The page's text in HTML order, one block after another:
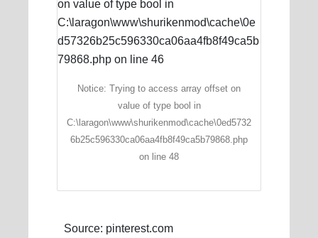
Notice: Trying to access array offset on
value of type bool in
C:\laragon\www\shurikenmod\cache\0ed5732
6b25c596330ca06aa4fb8f49ca5b79868.php
on line 48
Source: pinterest.com